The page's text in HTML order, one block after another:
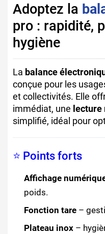
Adoptez la
pro : rapidité,
hygiène
La balance
conçue pour les
et collectivités. Elle
immédiat, une
simplifié, idéal pour
⭐ Points forts
Affichage
poids.
Fonction tare –
Plateau inox –